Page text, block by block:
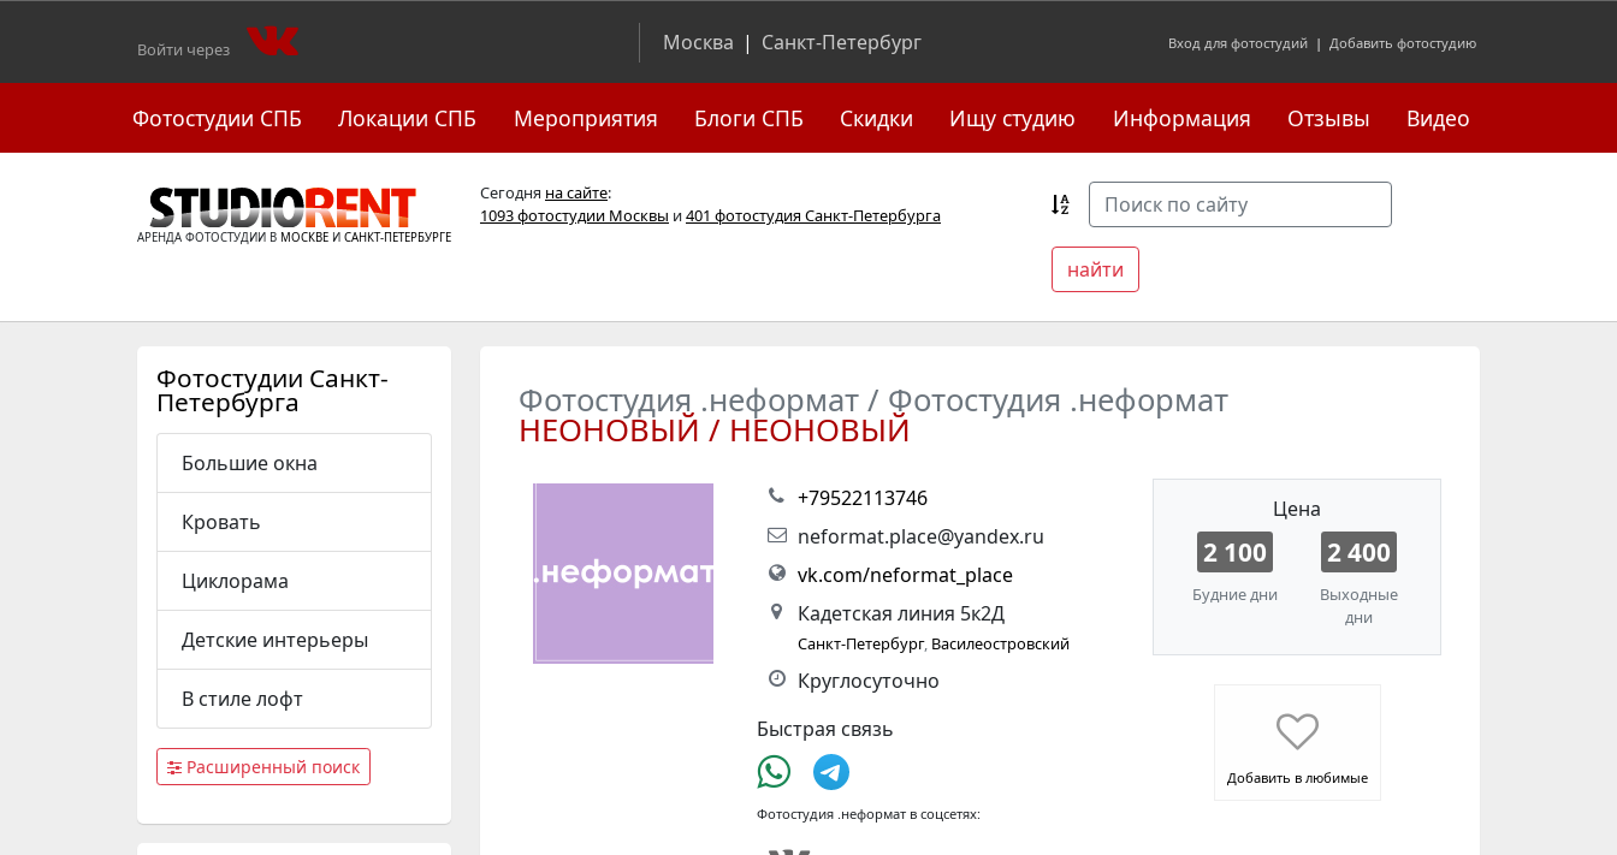
Войти через Москва | Санкт-Петербург Вход для фотостудий | Добавить фотостудию
Фотостудии СПБ Локации СПБ Мероприятия Блоги СПБ Скидки Ищу студию Информация Отзывы Видео
АРЕНДА ФОТОСТУДИИ В МОСКВЕ И САНКТ-ПЕТЕРБУРГЕ
Сегодня на сайте:
1093 фотостудии Москвы и401 фотостудия Санкт-Петербурга
Фотостудия .неформат / Фотостудия .неформат
НЕОНОВЫЙ / НЕОНОВЫЙ
+79522113746
neformat.place@yandex.ru
vk.com/neformat_place
Кадетская линия 5к2Д
Санкт-Петербург, Василеостровский
Круглосуточно
Быстрая связь
Фотостудия .неформат в соцсетях:
Цена
2 100
Будние дни
2 400
Выходные
дни
Добавить в любимые
Фотостудии Санкт-
Петербурга
Большие окна
Кровать
Циклорама
Детские интерьеры
В стиле лофт
Расширенный поиск